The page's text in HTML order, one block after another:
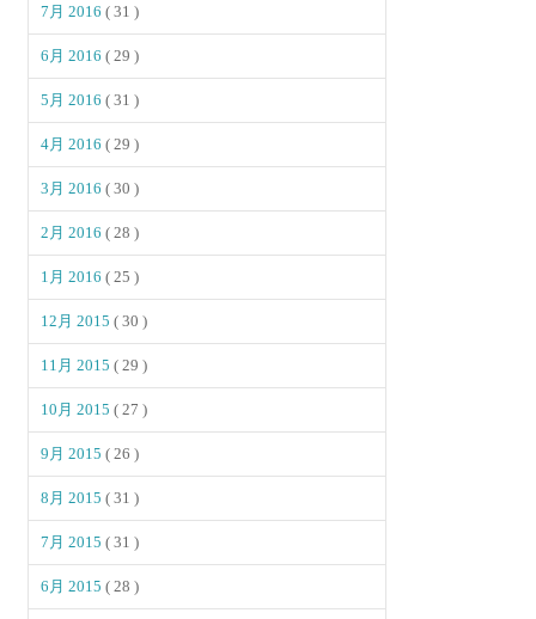
7月 2016( 31 )
6月 2016( 29 )
5月 2016( 31 )
4月 2016( 29 )
3月 2016( 30 )
2月 2016( 28 )
1月 2016( 25 )
12月 2015( 30 )
11月 2015( 29 )
10月 2015( 27 )
9月 2015( 26 )
8月 2015( 31 )
7月 2015( 31 )
6月 2015( 28 )